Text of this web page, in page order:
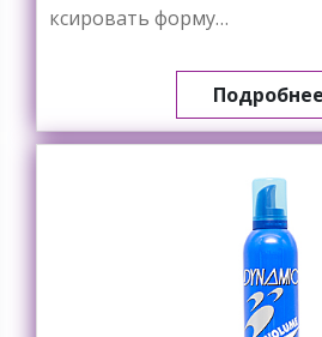
ксировать форму…
Подробнее